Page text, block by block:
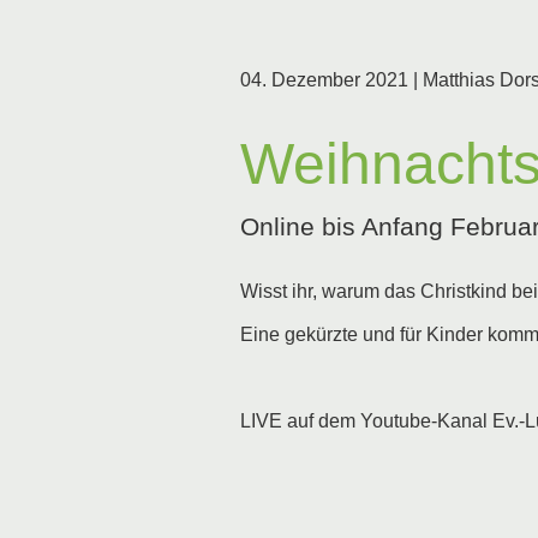
04. Dezember 2021 | Matthias
Online bis Anfang
Wisst ihr, warum das Christkind
Eine gekürzte und für Kinder
LIVE auf dem Youtube-Kanal Ev.-